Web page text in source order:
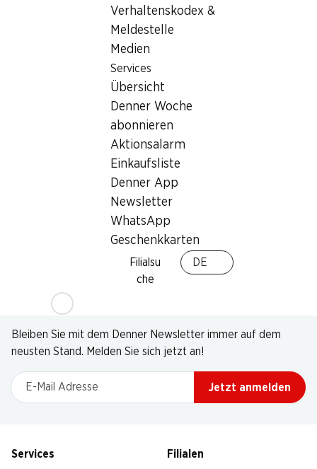
Verhaltenskodex &
Meldestelle
Medien
Services
Übersicht
Denner Woche
abonnieren
Aktionsalarm
Einkaufsliste
Denner App
Newsletter
WhatsApp
Geschenkkarten
Filialsu
che
DE
Newsletter
Bleiben Sie mit dem Denner Newsletter immer auf dem
neusten Stand. Melden Sie sich jetzt an!
E-Mail Adresse
Jetzt anmelden
Services
Filialen